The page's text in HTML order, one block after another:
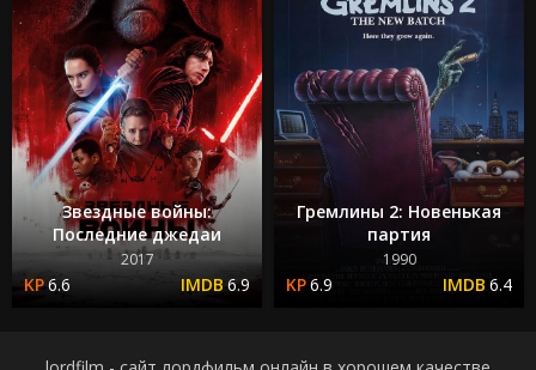
Звездные войны:
Последние джедаи
2017
6.6 6.9
Гремлины 2: Новенькая
партия
1990
6.9 6.4